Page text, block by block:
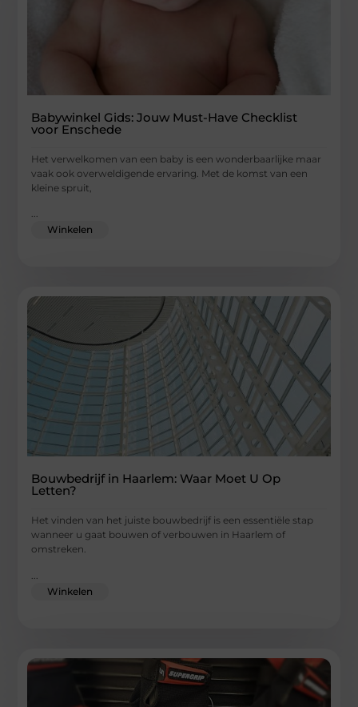
Babywinkel Gids: Jouw Must-Have Checklist
voor Enschede
Het verwelkomen van een baby is een wonderbaarlijke maar
vaak ook overweldigende ervaring. Met de komst van een
kleine spruit,
...
Winkelen
Bouwbedrijf in Haarlem: Waar Moet U Op
Letten?
Het vinden van het juiste bouwbedrijf is een essentiële stap
wanneer u gaat bouwen of verbouwen in Haarlem of
omstreken.
Winkelen